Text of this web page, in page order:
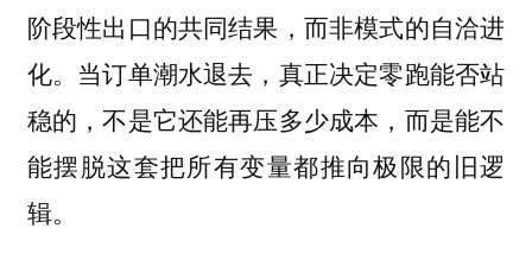
阶段性出口的共同结果，而非模式的自洽进
化。当订单潮水退去，真正决定零跑能否站
稳的，不是它还能再压多少成本，而是能不
能摆脱这套把所有变量都推向极限的旧逻
辑。